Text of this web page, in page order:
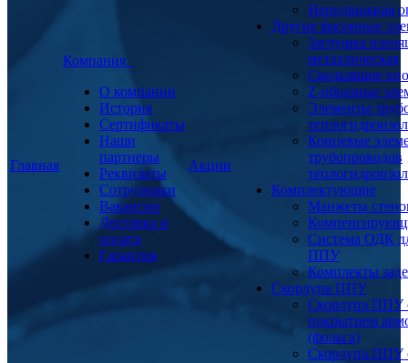
Главная
Компания
О компании
История
Сертификаты
Наши
партнеры
Реквизиты
Сотрудники
Вакансии
Доставка и
оплата
Гарантия
Акции
Неподвижная
Другие фасонные
Заглушка
металлическая
Скользящие
Z-образные
Элементы
Концевые
трубопроводов
Комплектующие
Манжеты
Система ОДК
ППУ
Комплекты
Скорлупа ППУ
Скорлупа ППУ
покрытием
(фольга)
Скорлупа ППУ